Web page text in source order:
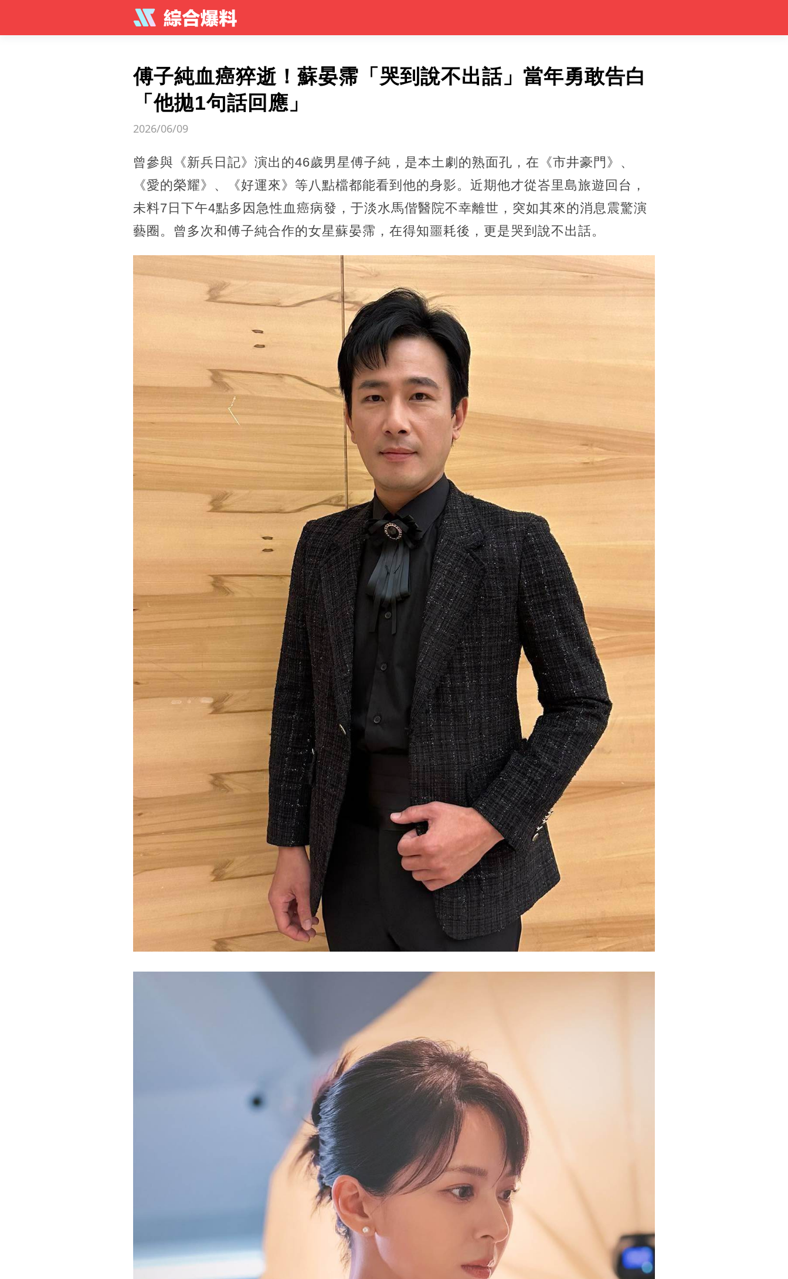
傅子純血癌猝逝！蘇晏霈「哭到說不出話」當年勇敢告白
「他拋1句話回應」
2026/06/09
曾參與《新兵日記》演出的46歲男星傅子純，是本土劇的熟面孔，在《市井豪門》、
《愛的榮耀》、《好運來》等八點檔都能看到他的身影。近期他才從峇里島旅遊回台，
未料7日下午4點多因急性血癌病發，于淡水馬偕醫院不幸離世，突如其來的消息震驚演
藝圈。曾多次和傅子純合作的女星蘇晏霈，在得知噩耗後，更是哭到說不出話。